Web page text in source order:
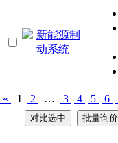
« 1 2 … 3 4 5 6